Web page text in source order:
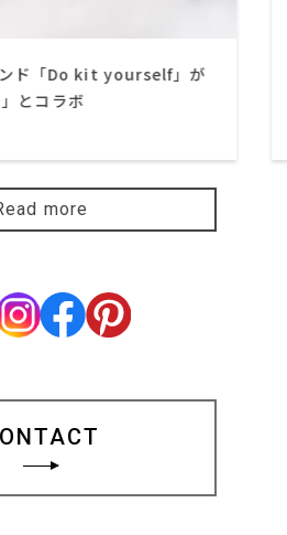
ド「Do kit yourself」が
とコラボ
more